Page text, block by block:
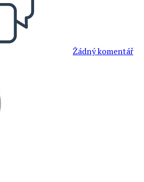
Žádný komentář